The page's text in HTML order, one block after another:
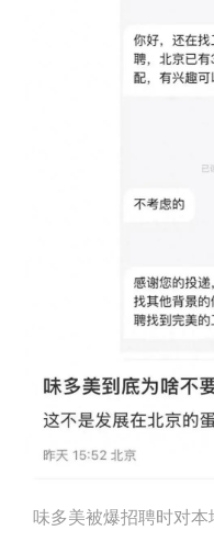
味多美被爆招聘时对本